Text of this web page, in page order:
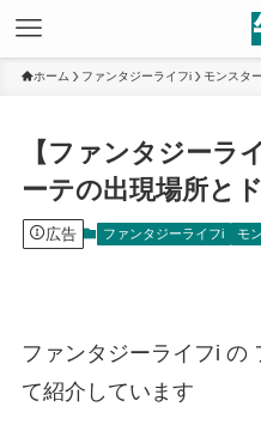
ホーム ファンタジーライフi モンスター
【ファンタジーラ
ーテの出現場所と
広告 ファンタジーライフi モ
ファンタジーライフi の
て紹介しています